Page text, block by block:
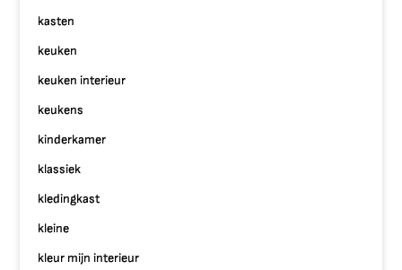
kasten
keuken
keuken interieur
keukens
kinderkamer
klassiek
kledingkast
kleine
kleur mijn interieur